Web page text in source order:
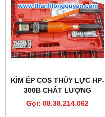
KÌM ÉP COS THỦY LỰC HP-
300B CHẤT LƯỢNG
Gọi: 08.38.214.062